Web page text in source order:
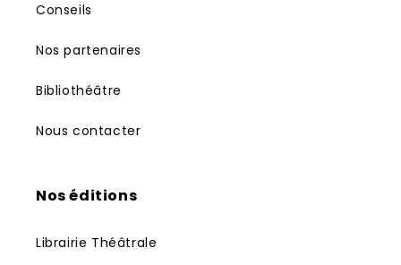
Conseils
Nos partenaires
Bibliothéâtre
Nous contacter
Nos éditions
Librairie Théâtrale